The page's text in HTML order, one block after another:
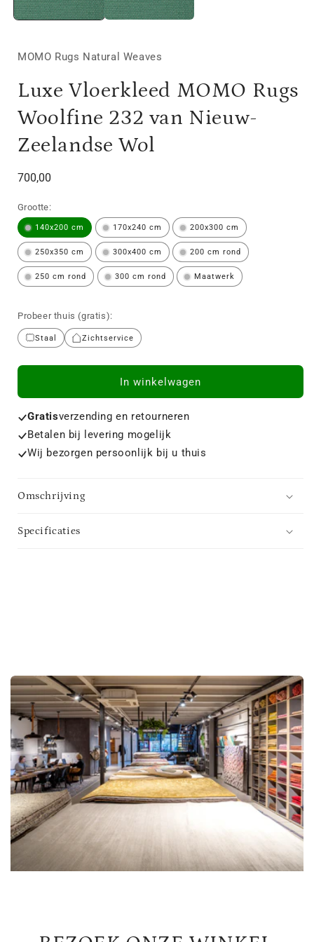
MOMO Rugs Natural Weaves
Luxe Vloerkleed MOMO Rugs
Woolfine 232 van Nieuw-
Zeelandse Wol
Normale
700,00
Grootte:
140x200 cm 170x240 cm 200x300 cm
250x350 cm 300x400 cm 200 cm rond
250 cm rond 300 cm rond Maatwerk
Probeer thuis (gratis):
Staal Zichtservice
In winkelwagen
Gratisverzending en retourneren
Betalen bij levering mogelijk
Wij bezorgen persoonlijk bij u thuis
Omschrijving
Specificaties